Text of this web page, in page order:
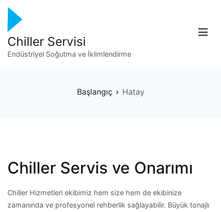
İçeriğe
geç
Chiller Servisi
Endüstriyel Soğutma ve İklimlendirme
Başlangıç Hatay
Chiller Servis ve Onarımı
Chiller Hizmetleri ekibimiz hem size hem de ekibinize
zamanında ve profesyonel rehberlik sağlayabilir. Büyük tonajlı